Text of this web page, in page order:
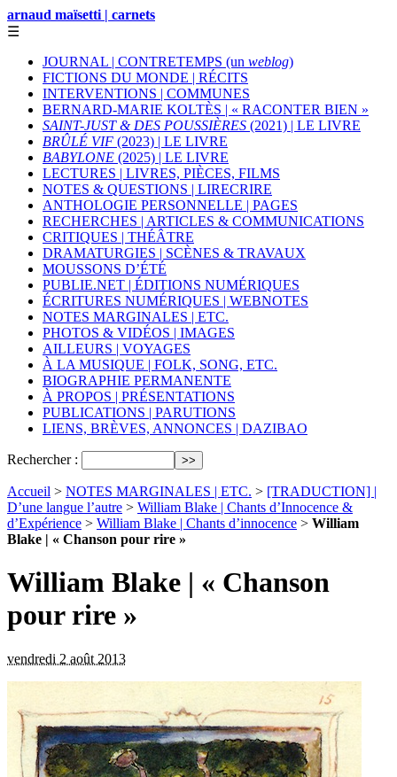
arnaud maïsetti | carnets
☰
JOURNAL | CONTRETEMPS (un weblog)
FICTIONS DU MONDE | RÉCITS
INTERVENTIONS | COMMUNES
BERNARD-MARIE KOLTÈS | « RACONTER BIEN »
SAINT-JUST & DES POUSSIÈRES (2021) | LE LIVRE
BRÛLÉ VIF (2023) | LE LIVRE
BABYLONE (2025) | LE LIVRE
LECTURES | LIVRES, PIÈCES, FILMS
NOTES & QUESTIONS | LIRECRIRE
ANTHOLOGIE PERSONNELLE | PAGES
RECHERCHES | ARTICLES & COMMUNICATIONS
CRITIQUES | THÉÂTRE
DRAMATURGIES | SCÈNES & TRAVAUX
MOUSSONS D’ÉTÉ
PUBLIE.NET | ÉDITIONS NUMÉRIQUES
ÉCRITURES NUMÉRIQUES | WEBNOTES
NOTES MARGINALES | ETC.
PHOTOS & VIDÉOS | IMAGES
AILLEURS | VOYAGES
À LA MUSIQUE | FOLK, SONG, ETC.
BIOGRAPHIE PERMANENTE
À PROPOS | PRÉSENTATIONS
PUBLICATIONS | PARUTIONS
LIENS, BRÈVES, ANNONCES | DAZIBAO
Rechercher :
Accueil > NOTES MARGINALES | ETC. > [TRADUCTION] |
D’une langue l’autre > William Blake | Chants d’Innocence &
d’Expérience > William Blake | Chants d’innocence > William
Blake | « Chanson pour rire »
William Blake | « Chanson
pour rire »
vendredi 2 août 2013